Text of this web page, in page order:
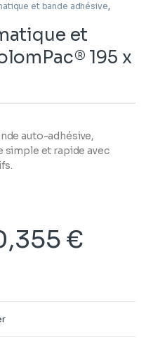
et bande adhésive,
et
195 x
auto-adhésive,
simple et rapide avec
€